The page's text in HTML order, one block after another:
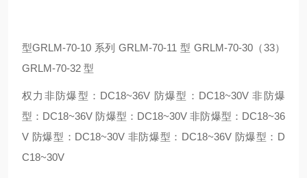
型GRLM-70-10 系列 GRLM-70-11 型 GRLM-70-30（33）
GRLM-70-32 型
权力非防爆型：DC18~36V 防爆型：DC18~30V 非防爆
型：DC18~36V 防爆型：DC18~30V 非防爆型：DC18~36
V 防爆型：DC18~30V 非防爆型：DC18~36V 防爆型：D
C18~30V